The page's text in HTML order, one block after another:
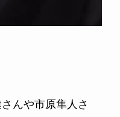
んや市原隼人さ